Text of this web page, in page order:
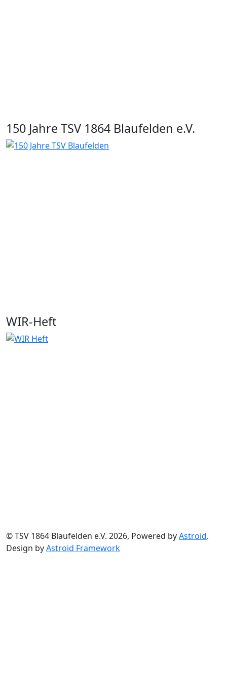
150 Jahre TSV 1864 Blaufelden e.V.
WIR-Heft
© TSV 1864 Blaufelden e.V. 2026, Powered byAstroid.
Design byAstroid Framework